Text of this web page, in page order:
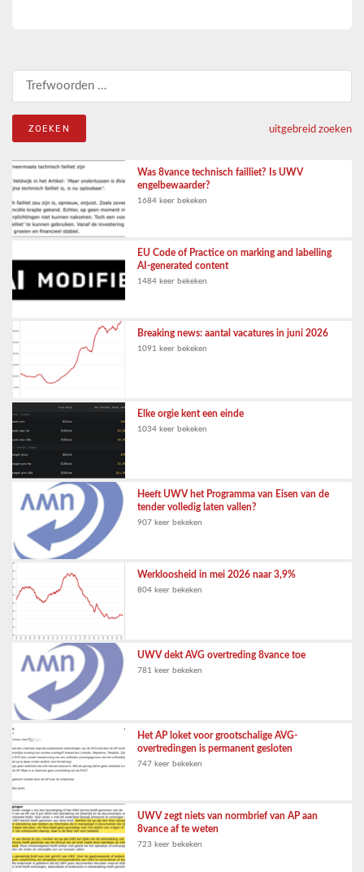
Zoeken naar:
uitgebreid zoeken
Was 8vance technisch failliet? Is UWV
engelbewaarder?
1684 keer bekeken
EU Code of Practice on marking and labelling
AI-generated content
1484 keer bekeken
Breaking news: aantal vacatures in juni 2026
1091 keer bekeken
Elke orgie kent een einde
1034 keer bekeken
Heeft UWV het Programma van Eisen van de
tender volledig laten vallen?
907 keer bekeken
Werkloosheid in mei 2026 naar 3,9%
804 keer bekeken
UWV dekt AVG overtreding 8vance toe
781 keer bekeken
Het AP loket voor grootschalige AVG-
overtredingen is permanent gesloten
747 keer bekeken
UWV zegt niets van normbrief van AP aan
8vance af te weten
723 keer bekeken